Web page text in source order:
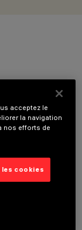
avec
48V
acceptez le
la navigation
nos efforts de
cookies